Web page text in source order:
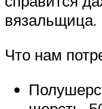
вязальщица.
Что нам